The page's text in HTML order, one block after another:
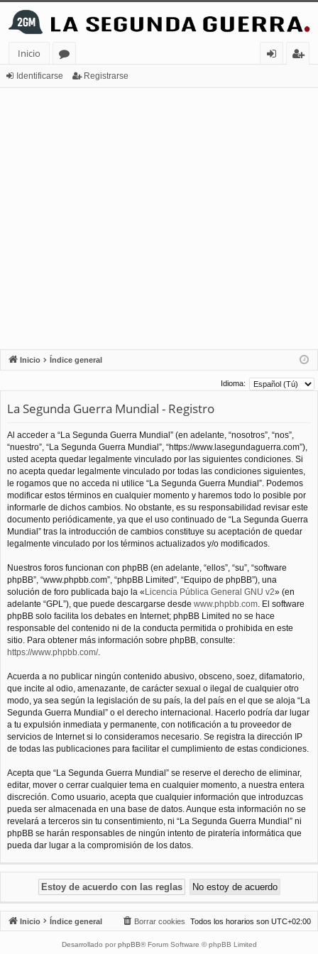
Inicio
or
Identificarse Registrarse
Inicio Índice general
Idioma:
La Segunda Guerra Mundial - Registro
Al acceder a “La Segunda Guerra Mundial” (en adelante, “nosotros”, “nos”,
“nuestro”, “La Segunda Guerra Mundial”, “https://www.lasegundaguerra.com”),
usted acepta quedar legalmente vinculado por las siguientes condiciones. Si
no acepta quedar legalmente vinculado por todas las condiciones siguientes,
le rogamos que no acceda ni utilice “La Segunda Guerra Mundial”. Podemos
modificar estos términos en cualquier momento y haremos todo lo posible por
informarle de dichos cambios. No obstante, es su responsabilidad revisar este
documento periódicamente, ya que el uso continuado de “La Segunda Guerra
Mundial” tras la introducción de cambios constituye su aceptación de quedar
legalmente vinculado por los términos actualizados y/o modificados.
Nuestros foros funcionan con phpBB (en adelante, “ellos”, “su”, “software
phpBB”, “www.phpbb.com”, “phpBB Limited”, “Equipo de phpBB”), una
solución de foro publicada bajo la «Licencia Pública General GNU v2» (en
adelante “GPL”), que puede descargarse desde www.phpbb.com. El software
phpBB solo facilita los debates en Internet; phpBB Limited no se hace
responsable del contenido ni de la conducta permitida o prohibida en este
sitio. Para obtener más información sobre phpBB, consulte:
https://www.phpbb.com/.
Acuerda a no publicar ningún contenido abusivo, obsceno, soez, difamatorio,
que incite al odio, amenazante, de carácter sexual o ilegal de cualquier otro
modo, ya sea según la legislación de su país, la del país en el que se aloja “La
Segunda Guerra Mundial” o el derecho internacional. Hacerlo podría dar lugar
a tu expulsión inmediata y permanente, con notificación a tu proveedor de
servicios de Internet si lo consideramos necesario. Se registra la dirección IP
de todas las publicaciones para facilitar el cumplimiento de estas condiciones.
Acepta que “La Segunda Guerra Mundial” se reserve el derecho de eliminar,
editar, mover o cerrar cualquier tema en cualquier momento, a nuestra entera
discreción. Como usuario, acepta que cualquier información que introduzcas
pueda ser almacenada en una base de datos. Aunque esta información no se
revelará a terceros sin tu consentimiento, ni “La Segunda Guerra Mundial” ni
phpBB se harán responsables de ningún intento de piratería informática que
pueda dar lugar a la compromisión de los datos.
Inicio Índice general Todos los horarios son UTC+02:00
Borrar cookies
Desarrollado por phpBB® Forum Software © phpBB Limited